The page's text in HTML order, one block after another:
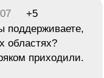
+5
поддерживаете,
областях?
приходили.